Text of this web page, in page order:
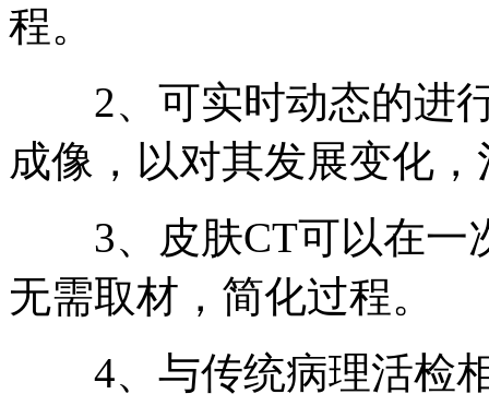
程。
2、可实时动态的进行
成像，以对其发展变化
3、皮肤CT可以在一
无需取材，简化过程。
4、与传统病理活检相